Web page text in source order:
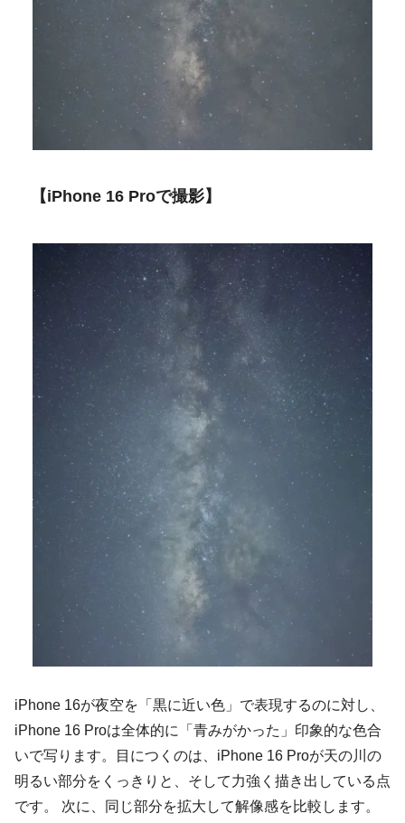
【iPhone 16 Proで撮影】
iPhone 16が夜空を「黒に近い色」で表現するのに対し、
iPhone 16 Proは全体的に「青みがかった」印象的な色合
いで写ります。目につくのは、iPhone 16 Proが天の川の
明るい部分をくっきりと、そして力強く描き出している点
です。 次に、同じ部分を拡大して解像感を比較します。